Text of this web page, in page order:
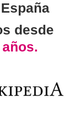
desde